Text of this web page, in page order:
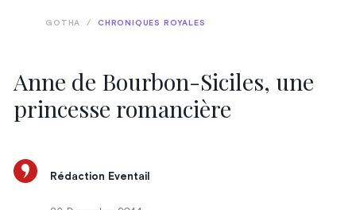
Anne de Bourbon-Siciles, une
princesse romancière
GOTHA / CHRONIQUES ROYALES
Rédaction Eventail